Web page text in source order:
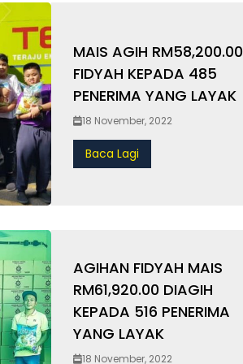
MAIS AGIH RM58,200.00
FIDYAH KEPADA 485
PENERIMA YANG LAYAK
18 November, 2022
Baca Lagi
AGIHAN FIDYAH MAIS
RM61,920.00 DIAGIH
KEPADA 516 PENERIMA
YANG LAYAK
18 November, 2022